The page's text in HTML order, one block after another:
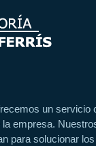
un servicio
empresa.
para solucionar